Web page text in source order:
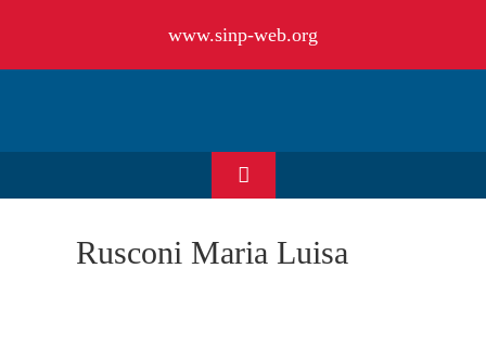
www.sinp-web.org
Toggle
Rusconi Maria Luisa